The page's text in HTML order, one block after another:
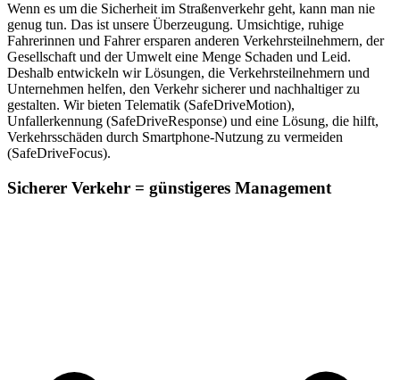
Wenn es um die Sicherheit im Straßenverkehr geht, kann man nie
genug tun. Das ist unsere Überzeugung. Umsichtige, ruhige
Fahrerinnen und Fahrer ersparen anderen Verkehrsteilnehmern, der
Gesellschaft und der Umwelt eine Menge Schaden und Leid.
Deshalb entwickeln wir Lösungen, die Verkehrsteilnehmern und
Unternehmen helfen, den Verkehr sicherer und nachhaltiger zu
gestalten. Wir bieten Telematik (SafeDriveMotion),
Unfallerkennung (SafeDriveResponse) und eine Lösung, die hilft,
Verkehrsschäden durch Smartphone-Nutzung zu vermeiden
(SafeDriveFocus).
Sicherer Verkehr = günstigeres Management